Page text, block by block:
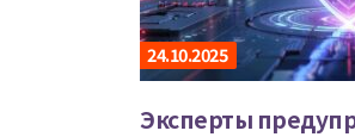
24.10.2025
Эксперты